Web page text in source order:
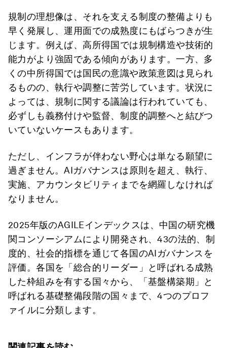
規制の理想像は、それを支える制度の整備よりも
早く発展し、運用面での成熟度にもばらつきが生
じます。例えば、高所得国では規制構造や技術的
能力がより強固である傾向があります。一方、多
くの中所得国では国民の意識や政策意図は見られ
るものの、執行や調整に苦労しています。状況に
よっては、規制に関する議論は行われていても、
必ずしも義務付けや監督、制度的調整へと結びつ
いていないケースもあります。
ただし、インフラが伴わない野心は単なる願望に
過ぎません。AIガバナンスは原則を超え、執行、
実施、アカウンタビリティまでを網羅しなければ
なりません。
2025年版のAGILEインデックスは、中国の研究機
関コンソーシアムにより開発され、43の法的、制
度的、社会的指標を通じて各国のAIガバナンスを
評価。各国を「総合的リーダー」と呼ばれる成熟
した枠組みを有する国々から、「基盤構築期」と
呼ばれる基礎整備段階の国々まで、4つのプロフ
ァイルに分類します。